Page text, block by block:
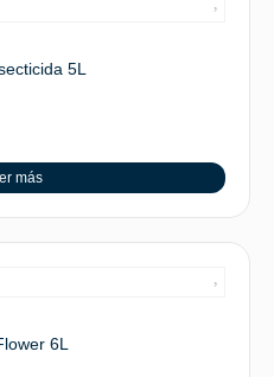
5L
más
6L